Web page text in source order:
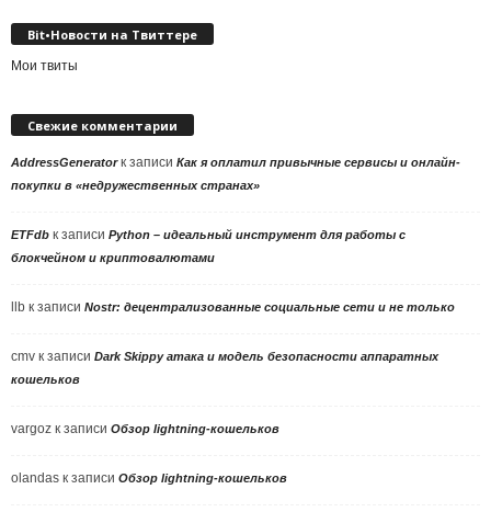
Bit•Новости на Твиттере
Мои твиты
Свежие комментарии
AddressGeneratorк записи Как я оплатил привычные сервисы и онлайн-
покупки в «недружественных странах»
ETFdb к записи Python – идеальный инструмент для работы с
блокчейном и криптовалютами
llb к записи Nostr: децентрализованные социальные сети и не только
cmv к записи Dark Skippy атака и модель безопасности аппаратных
кошельков
vargoz к записи Обзор lightning-кошельков
olandas к записи Обзор lightning-кошельков